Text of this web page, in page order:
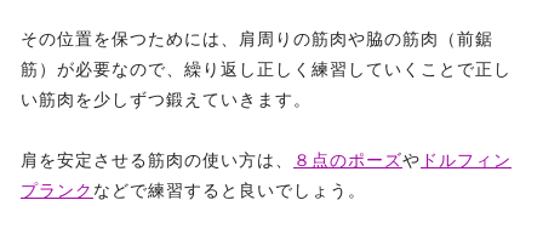
その位置を保つためには、肩周りの筋肉や脇の筋肉（前鋸
筋）が必要なので、繰り返し正しく練習していくことで正し
い筋肉を少しずつ鍛えていきます。
肩を安定させる筋肉の使い方は、 ８点のポーズや ドルフィン
プランク などで練習すると良いでしょう。